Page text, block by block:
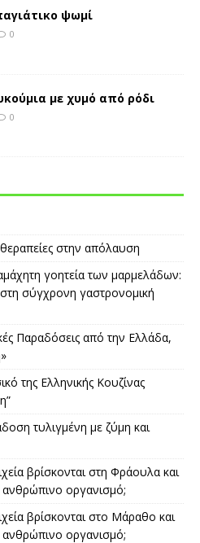
ψωμί
0
με χυμό από ρόδι
0
στην απόλαυση
γοητεία των μαρμελάδων:
σύγχρονη γαστρονομική
Παραδόσεις από την Ελλάδα,
της Ελληνικής Κουζίνας
τυλιγμένη με ζύμη και
βρίσκονται στη Φράουλα και
ανθρώπινο οργανισμό;
βρίσκονται στο Μάραθο και
ανθρώπινο οργανισμό;